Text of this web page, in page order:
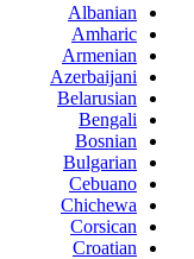
Albanian
Amharic
Armenian
Azerbaijani
Belarusian
Bengali
Bosnian
Bulgarian
Cebuano
Chichewa
Corsican
Croatian